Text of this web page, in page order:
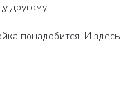
другому.
понадобится. И здесь
дряблой материнской
от Берта Хеллингера